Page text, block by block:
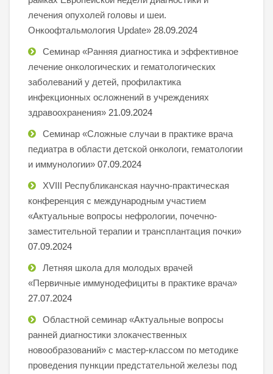
лечения опухолей головы и шеи.
Онкоофтальмология Update» 28.09.2024
Семинар «Ранняя диагностика и эффективное
лечение онкологических и гематологических
заболеваний у детей, профилактика
инфекционных осложнений в учреждениях
здравоохранения» 21.09.2024
Семинар «Сложные случаи в практике врача
педиатра в области детской онкологи, гематологии
и иммунологии» 07.09.2024
XVIII Республиканская научно-практическая
конференция с международным участием
«Актуальные вопросы нефрологии, почечно-
заместительной терапии и трансплантация почки»
07.09.2024
Летняя школа для молодых врачей
«Первичные иммунодефициты в практике врача»
27.07.2024
Областной семинар «Актуальные вопросы
ранней диагностики злокачественных
новообразований» с мастер-классом по методике
проведения пункции предстательной железы под